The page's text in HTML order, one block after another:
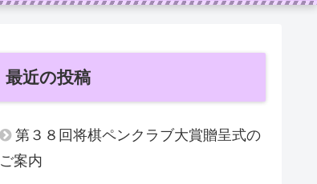
最近の投稿
第３８回将棋ペンクラブ大賞贈呈式の
ご案内